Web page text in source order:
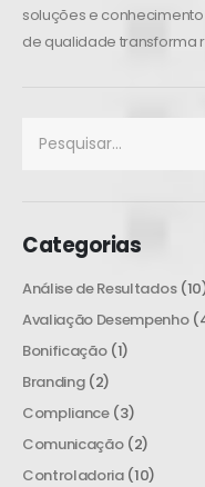
soluções e
de qualidade transforma
Categorias
Análise de Resultados
Avaliação Desempenho
Bonificação(1)
Branding(2)
Compliance(3)
Comunicação(2)
Controladoria(10)